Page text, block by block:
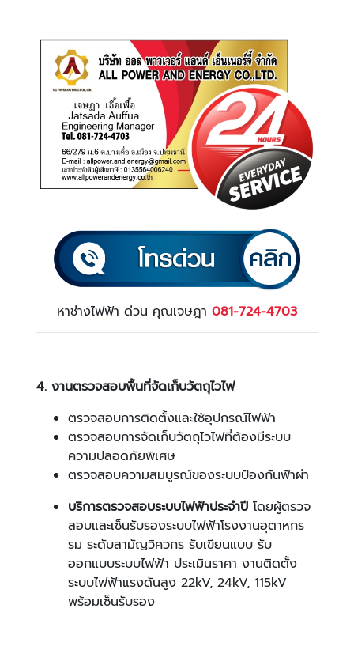
หาช่างไฟฟ้า ด่วน คุณเจษฎา 081-724-4703
4. งานตรวจสอบพื้นที่จัดเก็บวัตถุไวไฟ
ตรวจสอบการติดตั้งและใช้อุปกรณ์ไฟฟ้า
ตรวจสอบการจัดเก็บวัตถุไวไฟที่ต้องมีระบบ
ความปลอดภัยพิเศษ
ตรวจสอบความสมบูรณ์ของระบบป้องกันฟ้าผ่า
บริการตรวจสอบระบบไฟฟ้าประจำปี โดยผู้ตรวจ
สอบและเซ็นรับรองระบบไฟฟ้าโรงงานอุตาหกร
รม ระดับสามัญวิศวกร รับเขียนแบบ รับ
ออกแบบระบบไฟฟ้า ประเมินราคา งานติดตั้ง
ระบบไฟฟ้าแรงดันสูง 22kV, 24kV, 115kV
พร้อมเซ็นรับรอง